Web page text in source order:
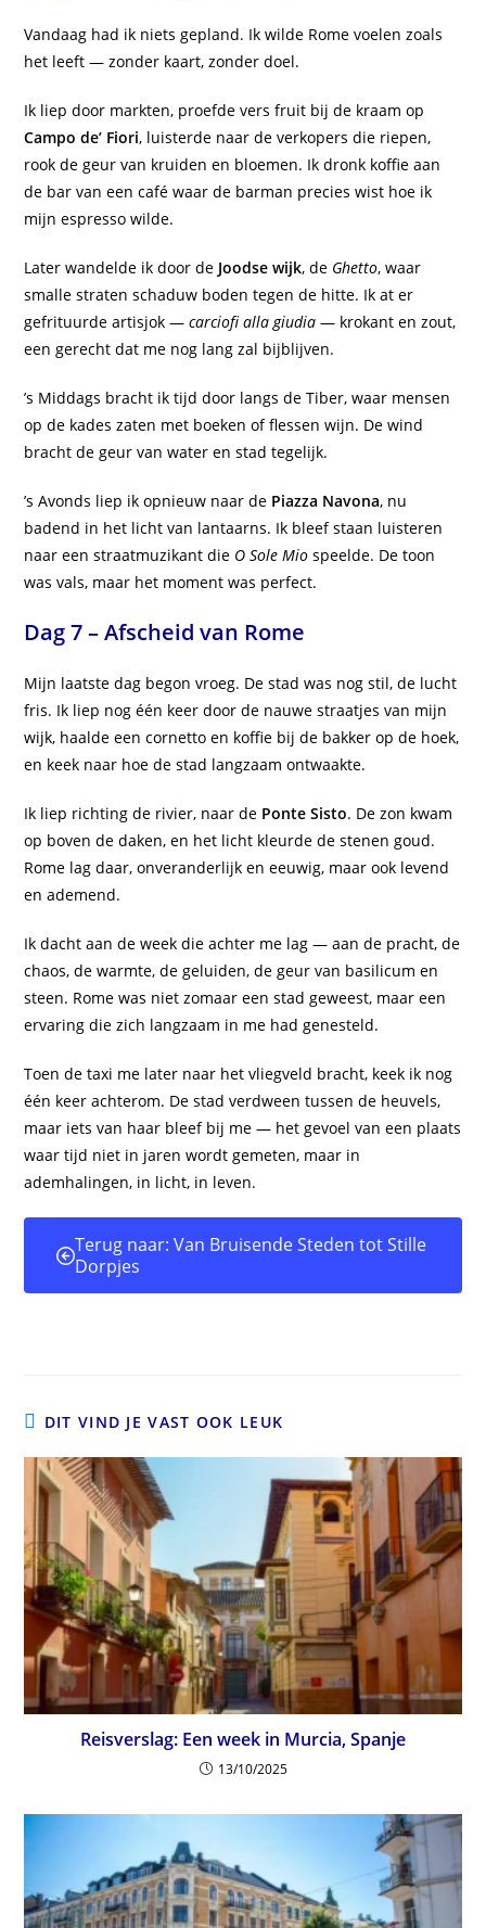
Vandaag had ik niets gepland. Ik wilde Rome voelen zoals
het leeft — zonder kaart, zonder doel.
Ik liep door markten, proefde vers fruit bij de kraam op
Campo de’ Fiori, luisterde naar de verkopers die riepen,
rook de geur van kruiden en bloemen. Ik dronk koffie aan
de bar van een café waar de barman precies wist hoe ik
mijn espresso wilde.
Later wandelde ik door de Joodse wijk, de Ghetto, waar
smalle straten schaduw boden tegen de hitte. Ik at er
gefrituurde artisjok —carciofi alla giudia — krokant en zout,
een gerecht dat me nog lang zal bijblijven.
’s Middags bracht ik tijd door langs de Tiber, waar mensen
op de kades zaten met boeken of flessen wijn. De wind
bracht de geur van water en stad tegelijk.
’s Avonds liep ik opnieuw naar de Piazza Navona, nu
badend in het licht van lantaarns. Ik bleef staan luisteren
naar een straatmuzikant die O Sole Mio speelde. De toon
was vals, maar het moment was perfect.
Dag 7 – Afscheid van Rome
Mijn laatste dag begon vroeg. De stad was nog stil, de lucht
fris. Ik liep nog één keer door de nauwe straatjes van mijn
wijk, haalde een cornetto en koffie bij de bakker op de hoek,
en keek naar hoe de stad langzaam ontwaakte.
Ik liep richting de rivier, naar de Ponte Sisto. De zon kwam
op boven de daken, en het licht kleurde de stenen goud.
Rome lag daar, onveranderlijk en eeuwig, maar ook levend
en ademend.
Ik dacht aan de week die achter me lag — aan de pracht, de
chaos, de warmte, de geluiden, de geur van basilicum en
steen. Rome was niet zomaar een stad geweest, maar een
ervaring die zich langzaam in me had genesteld.
Toen de taxi me later naar het vliegveld bracht, keek ik nog
één keer achterom. De stad verdween tussen de heuvels,
maar iets van haar bleef bij me — het gevoel van een plaats
waar tijd niet in jaren wordt gemeten, maar in
ademhalingen, in licht, in leven.
Terug naar: Van Bruisende Steden tot Stille
Dorpjes
DIT VIND JE VAST OOK LEUK
Reisverslag: Een week in Murcia, Spanje
13/10/2025